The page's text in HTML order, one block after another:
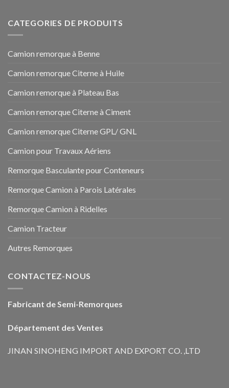
CATEGORIES DE PRODUITS
Camion remorque à Benne
Camion remorque Citerne à Huile
Camion remorque à Plateau Bas
Camion remorque Citerne à Ciment
Camion remorque Citerne GPL/ GNL
Camion pour Travaux Aériens
Remorque Basculante pour Conteneurs
Remorque Camion à Parois Latérales
Remorque Camion à Ridelles
Camion Tracteur
Autres Remorques
CONTACTEZ-NOUS
Fabricant de Semi-Remorques
Département des Ventes
JINAN SINOHENG IMPORT AND EXPORT CO. ,LTD